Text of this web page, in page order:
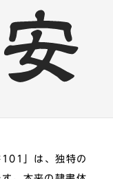
101」は、独特の